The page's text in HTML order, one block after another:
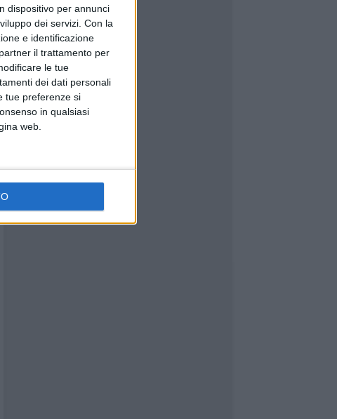
dispositivo per annunci
dei servizi. Con la
e identificazione
il trattamento per
le tue
dei dati personali
tue preferenze si
in qualsiasi
web.